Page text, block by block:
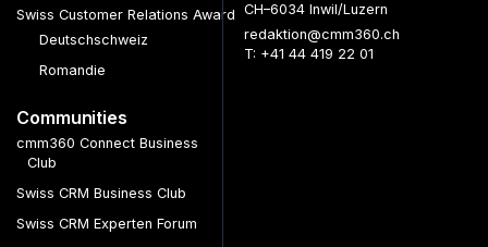
Swiss Customer Relations Award
Deutschschweiz
Romandie
Communities
cmm360 Connect Business
Club
Swiss CRM Business Club
Swiss CRM Experten Forum
CH–6034 Inwil/Luzern
redaktion@cmm360.ch
T: +41 44 419 22 01